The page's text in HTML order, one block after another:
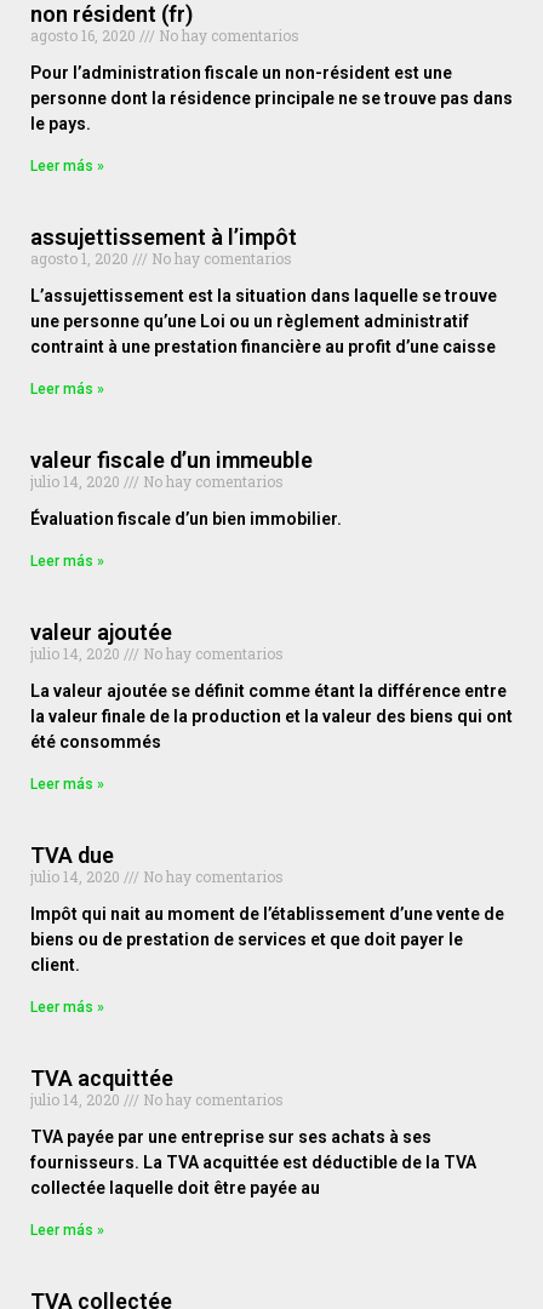
non résident (fr)
agosto 16, 2020
No hay comentarios
Pour l’administration fiscale un non-résident est une
personne dont la résidence principale ne se trouve pas dans
le pays.
Leer más »
assujettissement à l’impôt
agosto 1, 2020
No hay comentarios
L’assujettissement est la situation dans laquelle se trouve
une personne qu’une Loi ou un règlement administratif
contraint à une prestation financière au profit d’une caisse
Leer más »
valeur fiscale d’un immeuble
julio 14, 2020
No hay comentarios
Évaluation fiscale d’un bien immobilier.
Leer más »
valeur ajoutée
julio 14, 2020
No hay comentarios
La valeur ajoutée se définit comme étant la différence entre
la valeur finale de la production et la valeur des biens qui ont
été consommés
Leer más »
TVA due
julio 14, 2020
No hay comentarios
Impôt qui nait au moment de l’établissement d’une vente de
biens ou de prestation de services et que doit payer le
client.
Leer más »
TVA acquittée
julio 14, 2020
No hay comentarios
TVA payée par une entreprise sur ses achats à ses
fournisseurs. La TVA acquittée est déductible de la TVA
collectée laquelle doit être payée au
Leer más »
TVA collectée